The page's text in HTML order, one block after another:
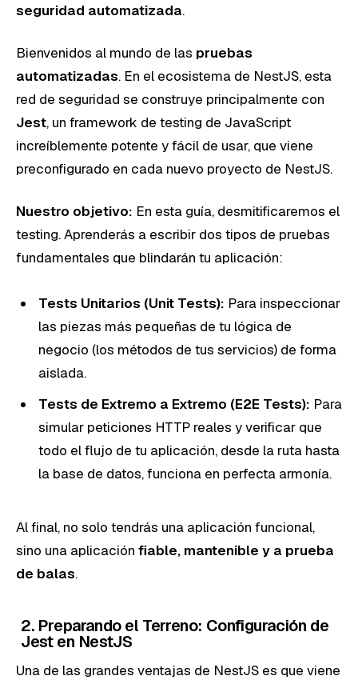
seguridad automatizada.
Bienvenidos al mundo de las pruebas
automatizadas. En el ecosistema de NestJS, esta
red de seguridad se construye principalmente con
Jest, un framework de testing de JavaScript
increíblemente potente y fácil de usar, que viene
preconfigurado en cada nuevo proyecto de NestJS.
Nuestro objetivo: En esta guía, desmitificaremos el
testing. Aprenderás a escribir dos tipos de pruebas
fundamentales que blindarán tu aplicación:
Tests Unitarios (Unit Tests): Para inspeccionar
las piezas más pequeñas de tu lógica de
negocio (los métodos de tus servicios) de forma
aislada.
Tests de Extremo a Extremo (E2E Tests): Para
simular peticiones HTTP reales y verificar que
todo el flujo de tu aplicación, desde la ruta hasta
la base de datos, funciona en perfecta armonía.
Al final, no solo tendrás una aplicación funcional,
sino una aplicación fiable, mantenible y a prueba
de balas.
2. Preparando el Terreno: Configuración de
Jest en NestJS
Una de las grandes ventajas de NestJS es que viene